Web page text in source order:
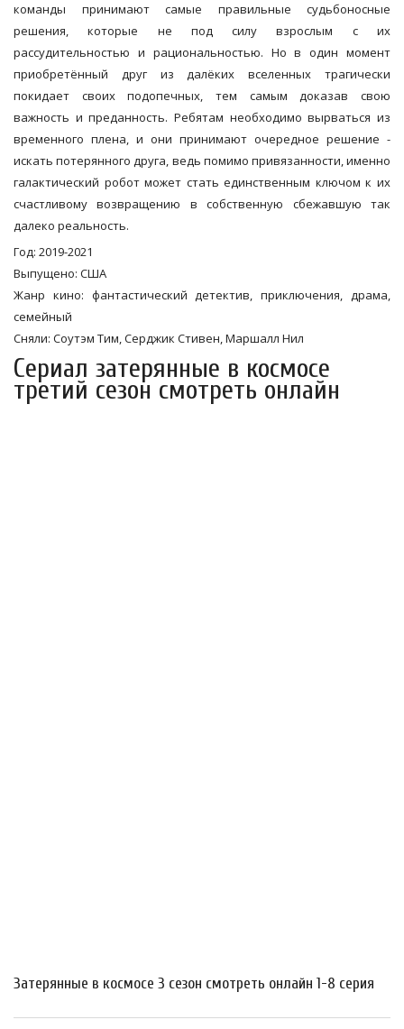
команды принимают самые правильные судьбоносные
решения, которые не под силу взрослым с их
рассудительностью и рациональностью. Но в один момент
приобретённый друг из далёких вселенных трагически
покидает своих подопечных, тем самым доказав свою
важность и преданность. Ребятам необходимо вырваться из
временного плена, и они принимают очередное решение -
искать потерянного друга, ведь помимо привязанности, именно
галактический робот может стать единственным ключом к их
счастливому возвращению в собственную сбежавшую так
далеко реальность.
Год: 2019-2021
Выпущено: США
Жанр кино: фантастический детектив, приключения, драма,
семейный
Сняли: Соутэм Тим, Серджик Стивен, Маршалл Нил
Сериал затерянные в космосе
третий сезон смотреть онлайн
Затерянные в космосе 3 сезон смотреть онлайн 1-8 серия